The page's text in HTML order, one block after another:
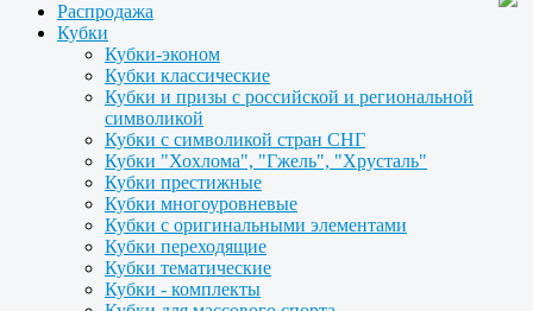
Распродажа
Кубки
Кубки-эконом
Кубки классические
Кубки и призы с российской и региональной
символикой
Кубки с символикой стран СНГ
Кубки "Хохлома", "Гжель", "Хрусталь"
Кубки престижные
Кубки многоуровневые
Кубки с оригинальными элементами
Кубки переходящие
Кубки тематические
Кубки - комплекты